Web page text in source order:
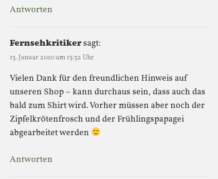
Antworten
Fernsehkritikersagt:
13. Januar 2010 um 13:32 Uhr
Vielen Dank für den freundlichen Hinweis auf
unseren Shop – kann durchaus sein, dass auch das
bald zum Shirt wird. Vorher müssen aber noch der
Zipfelkrötenfrosch und der Frühlingspapagei
abgearbeitet werden
Antworten